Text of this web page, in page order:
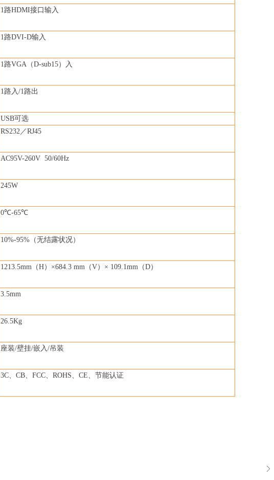
ꄲ
1路HDMI接口输入
1路DVI-D输入
1路VGA（D-sub15）入
1路入/1路出
USB可选
RS232／RJ45
AC95V-260V 50/60Hz
245W
0℃-65℃
10%-95% （无结露状况）
1213.5mm （H）×684.3 mm（V）× 109.1mm（D）
3.5mm
26.5Kg
座装/壁挂/嵌入/吊装
3C、CB、FCC、ROHS、CE、节能认证